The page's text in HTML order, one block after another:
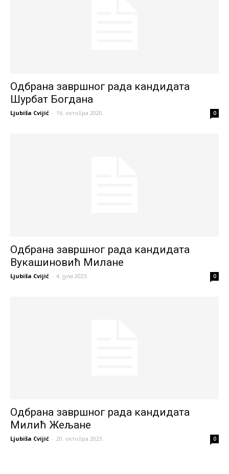
Одбрана завршног рада кандидата
Шурбат Богдана
Ljubiša Cvijić - 16. октобра 2020. 0
Одбрана завршног рада кандидата
Вукашиновић Милане
Ljubiša Cvijić - 4. јула 2023. 0
Одбрана завршног рада кандидата
Милић Жељане
Ljubiša Cvijić - 20. октобра 2023. 0